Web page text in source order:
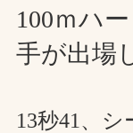
プレスリリース
レポート
施工・管理実績一
100ｍハ
手が出場
13秒41、